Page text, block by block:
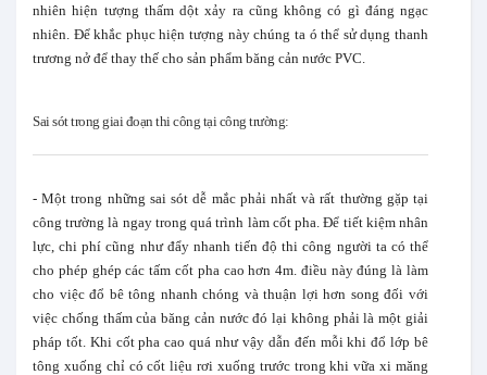
nhiên hiện tượng thấm dột xảy ra cũng không có gì đáng ngạc
nhiên. Để khắc phục hiện tượng này chúng ta ó thể sử dụng thanh
trương nở để thay thế cho sản phẩm băng cản nước PVC.
Sai sót trong giai đoạn thi công tại công trường:
- Một trong những sai sót dễ mắc phải nhất và rất thường gặp tại
công trường là ngay trong quá trình làm cốt pha. Để tiết kiệm nhân
lực, chi phí cũng như đẩy nhanh tiến độ thi công người ta có thể
cho phép ghép các tấm cốt pha cao hơn 4m. điều này đúng là làm
cho việc đổ bê tông nhanh chóng và thuận lợi hơn song đối với
việc chống thấm của băng cản nước đó lại không phải là một giải
pháp tốt. Khi cốt pha cao quá như vậy dẫn đến mỗi khi đổ lớp bê
tông xuống chỉ có cốt liệu rơi xuống trước trong khi vữa xi măng